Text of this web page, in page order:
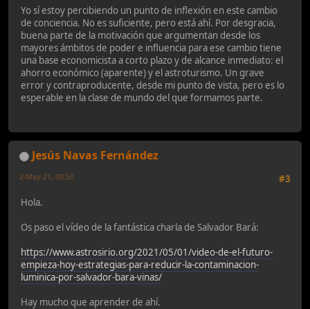
Yo sí estoy percibiendo un punto de inflexión en este cambio
de conciencia. No es suficiente, pero está ahí. Por desgracia,
buena parte de la motivación que argumentan desde los
mayores ámbitos de poder e influencia para ese cambio tiene
una base economicista a corto plazo y de alcance inmediato: el
ahorro económico (aparente) y el astroturismo. Un grave
error y contraproducente, desde mi punto de vista, pero es lo
esperable en la clase de mundo del que formamos parte.
Jesús Navas Fernández
#3
2-May-21, 00:50
Hola.
Os paso el vídeo de la fantástica charla de Salvador Bará:
https://www.astrosirio.org/2021/05/01/video-de-el-futuro-
empieza-hoy-estrategias-para-reducir-la-contaminacion-
luminica-por-salvador-bara-vinas/
Hay mucho que aprender de ahí.